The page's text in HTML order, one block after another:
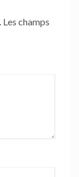
Les champs